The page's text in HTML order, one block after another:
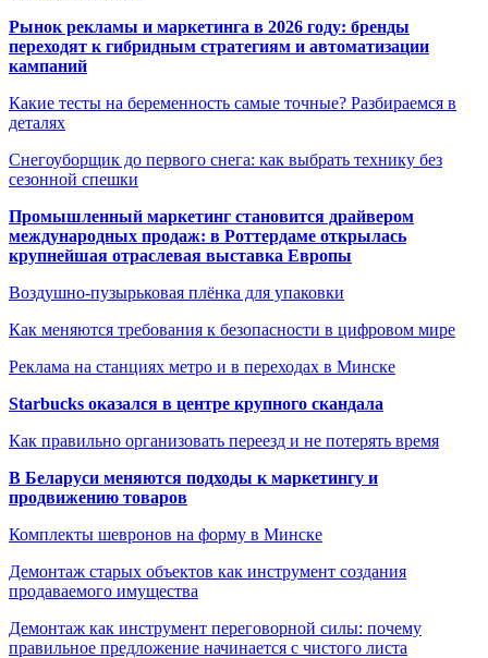
Рынок рекламы и маркетинга в 2026 году: бренды
переходят к гибридным стратегиям и автоматизации
кампаний
Какие тесты на беременность самые точные? Разбираемся в
деталях
Снегоуборщик до первого снега: как выбрать технику без
сезонной спешки
Промышленный маркетинг становится драйвером
международных продаж: в Роттердаме открылась
крупнейшая отраслевая выставка Европы
Воздушно-пузырьковая плёнка для упаковки
Как меняются требования к безопасности в цифровом мире
Реклама на станциях метро и в переходах в Минске
Starbucks оказался в центре крупного скандала
Как правильно организовать переезд и не потерять время
В Беларуси меняются подходы к маркетингу и
продвижению товаров
Комплекты шевронов на форму в Минске
Демонтаж старых объектов как инструмент создания
продаваемого имущества
Демонтаж как инструмент переговорной силы: почему
правильное предложение начинается с чистого листа